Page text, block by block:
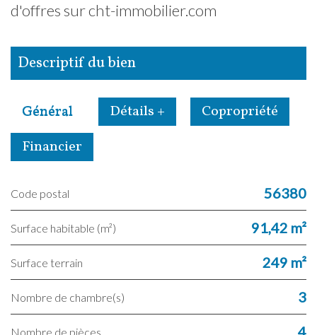
d'offres sur cht-immobilier.com
descriptif du bien
Général Détails +
Copropriété
Financier
Code postal 56380
Surface habitable (m²) 91,42 m²
surface terrain 249 m²
Nombre de chambre(s) 3
Nombre de pièces